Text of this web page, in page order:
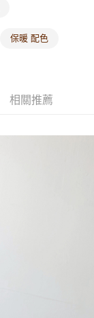
保暖 配色
相關推薦